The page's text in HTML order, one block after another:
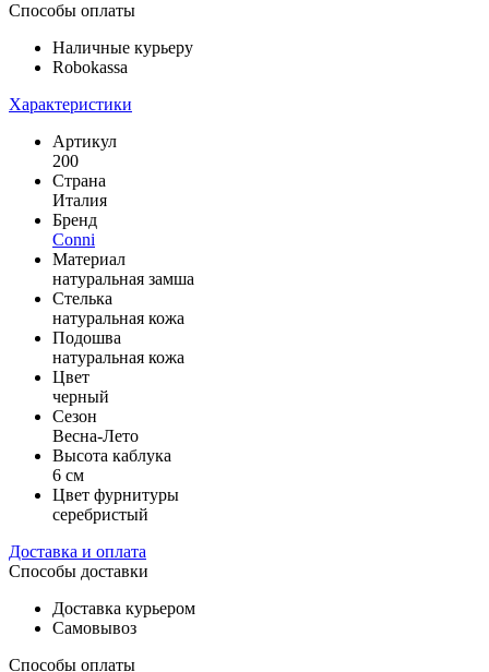
Способы оплаты
Наличные курьеру
Robokassa
Характеристики
Артикул
200
Страна
Италия
Бренд
Conni
Материал
натуральная замша
Стелька
натуральная кожа
Подошва
натуральная кожа
Цвет
черный
Сезон
Весна-Лето
Высота каблука
6 см
Цвет фурнитуры
серебристый
Доставка и оплата
Способы доставки
Доставка курьером
Самовывоз
Способы оплаты